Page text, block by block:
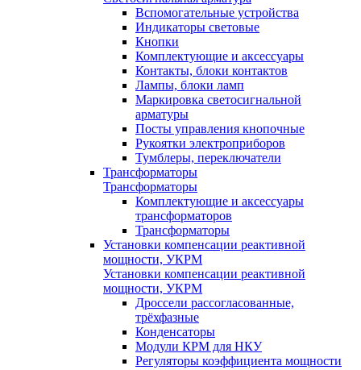
Вспомогательные устройства
Индикаторы световые
Кнопки
Комплектующие и аксессуары
Контакты, блоки контактов
Лампы, блоки ламп
Маркировка светосигнальной
арматуры
Посты управления кнопочные
Рукоятки электроприборов
Тумблеры, переключатели
Трансформаторы
Трансформаторы
Комплектующие и аксессуары
трансформаторов
Трансформаторы
Установки компенсации реактивной
мощности, УКРМ
Установки компенсации реактивной
мощности, УКРМ
Дроссели рассогласованные,
трёхфазные
Конденсаторы
Модули КРМ для НКУ
Регуляторы коэффициента мощности